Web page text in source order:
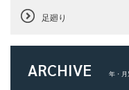
足廻り
ARCHIVE 年・